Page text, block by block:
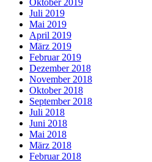
Oktober 2019
Juli 2019
Mai 2019
April 2019
März 2019
Februar 2019
Dezember 2018
November 2018
Oktober 2018
September 2018
Juli 2018
Juni 2018
Mai 2018
März 2018
Februar 2018